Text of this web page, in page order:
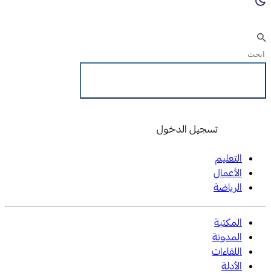
تسجيل الدخول
التعليم
الأعمال
الرياضة
المكتبة
المدونة
اللقاءات
الأدلة